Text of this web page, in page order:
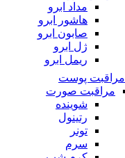
مداد ابرو
هاشور ابرو
صابون ابرو
ژل ابرو
ریمل ابرو
مراقبت پوست
مراقبت صورت
شوینده
رتینول
تونر
سرم